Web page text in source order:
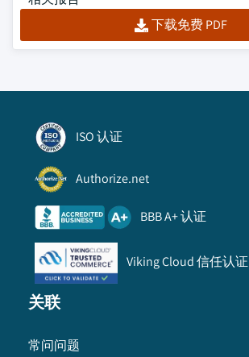
下载免费 PDF
ISO 认证
Authorize.net
BBB A+ 认证
Viking Cloud 信任认证
关联
常问问题